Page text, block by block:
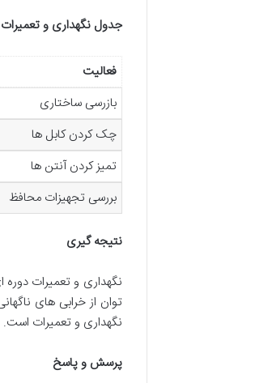
جدول نگهداری و
فعالیت
بازرسی ساختاری
چک کردن کابل ها
تمیز کردن آنتن ها
بررسی تجهیزات محافظ
نتیجه گیری
نگهداری و تعمیرات
توان از خرابی های
نگهداری و تعمیرات است.
پرسش و پاسخ